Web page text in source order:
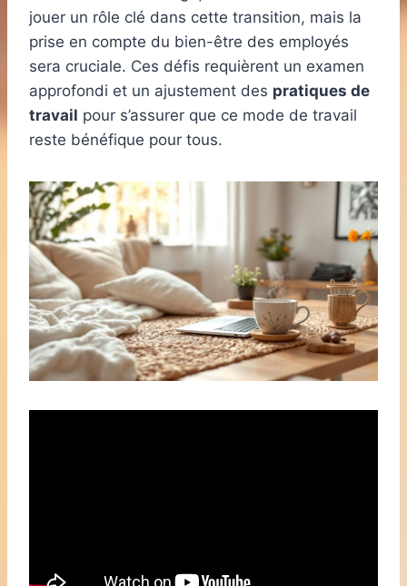
jouer un rôle clé dans cette transition, mais la
prise en compte du bien-être des employés
sera cruciale. Ces défis requièrent un examen
approfondi et un ajustement des pratiques de
travail pour s’assurer que ce mode de travail
reste bénéfique pour tous.